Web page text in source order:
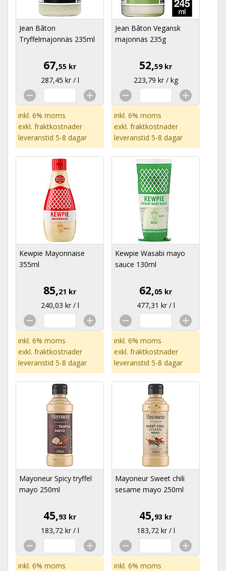
Jean Bâton
Tryffelmajonnäs 235ml
67,55 kr
287,45 kr / l
inkl. 6% moms
exkl. fraktkostnader
leveranstid 5-8 dagar
Jean Bâton Vegansk
majonnäs 235g
52,59 kr
223,79 kr / kg
inkl. 6% moms
exkl. fraktkostnader
leveranstid 5-8 dagar
Kewpie Mayonnaise
355ml
85,21 kr
240,03 kr / l
inkl. 6% moms
exkl. fraktkostnader
leveranstid 5-8 dagar
Kewpie Wasabi mayo
sauce 130ml
62,05 kr
477,31 kr / l
inkl. 6% moms
exkl. fraktkostnader
leveranstid 5-8 dagar
Mayoneur Spicy tryffel
mayo 250ml
45,93 kr
183,72 kr / l
inkl. 6% moms
Mayoneur Sweet chili
sesame mayo 250ml
45,93 kr
183,72 kr / l
inkl. 6% moms